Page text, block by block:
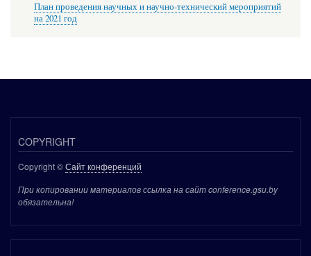
План проведения научных и научно-технический мероприятий
на 2021 год
COPYRIGHT
Copyright ©Сайт конференций
При копировании материалов ссылка на сайт conference.gsu.by
обязательна!